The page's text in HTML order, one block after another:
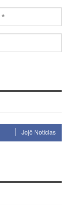
Jojô Notícias